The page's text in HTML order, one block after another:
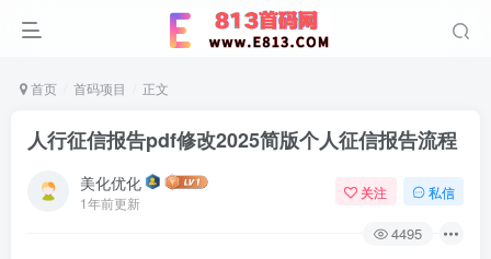
首页 首码项目 正文
人行征信报告pdf修改2025简版个人征信报告流程
美化优化
1年前更新
关注 私信
4495